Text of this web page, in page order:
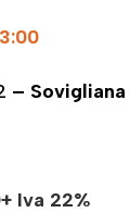
–
Iva 22%